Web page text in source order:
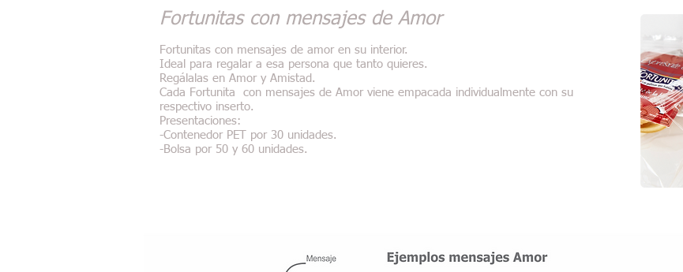
Fortunitas con mensajes de Amor
Fortunitas con mensajes de amor en su interior.
Ideal para regalar a esa persona que tanto quieres.
Regálalas en Amor y Amistad.
Cada Fortunita con mensajes de Amor viene empacada individualmente con su
respectivo inserto.
Presentaciones:
-Contenedor PET por 30 unidades.
-Bolsa por 50 y 60 unidades.